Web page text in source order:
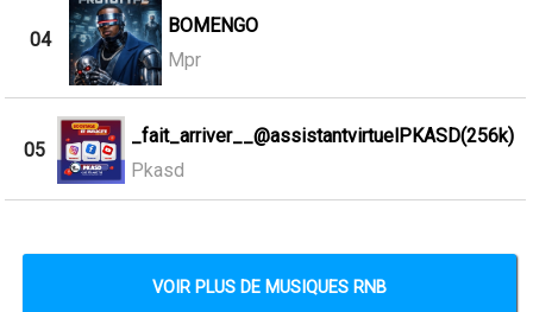
04
BOMENGO
Mpr
05
_fait_arriver__@assistantvirtuelPKASD(256k)
Pkasd
VOIR PLUS DE MUSIQUES RNB